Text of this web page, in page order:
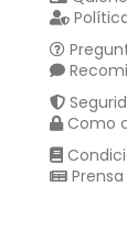
Como
Prensa